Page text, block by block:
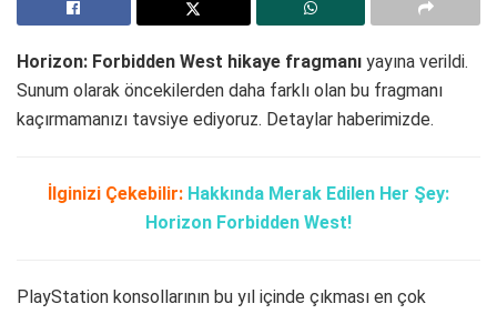
Horizon: Forbidden West hikaye fragmanı yayına verildi.
Sunum olarak öncekilerden daha farklı olan bu fragmanı
kaçırmamanızı tavsiye ediyoruz. Detaylar haberimizde.
İlginizi Çekebilir: Hakkında Merak Edilen Her Şey:
Horizon Forbidden West!
PlayStation konsollarının bu yıl içinde çıkması en çok